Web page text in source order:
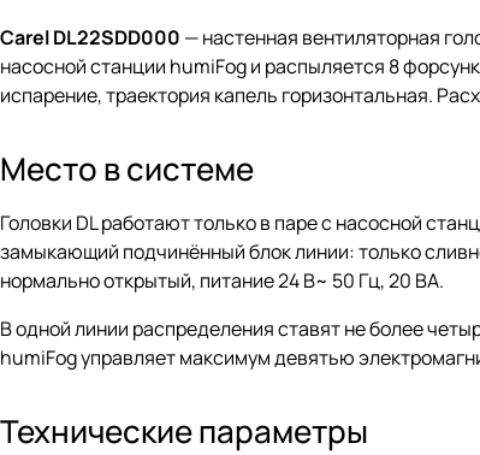
Carel DL22SDD000 — настенная вентиляторная
насосной станции humiFog и распыляется 8
испарение, траектория капель горизонтальная.
Место в системе
Головки DL работают только в паре с насосной
замыкающий подчинённый блок линии: только
нормально открытый, питание 24 В~ 50 Гц, 20 ВА.
В одной линии распределения ставят не более
humiFog управляет максимум девятью
Технические параметры